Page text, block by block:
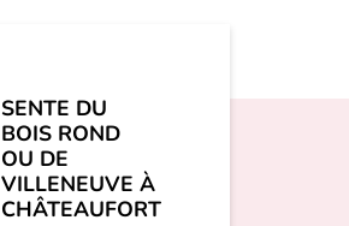
SENTE DU
BOIS ROND
OU DE
VILLENEUVE À
CHÂTEAUFORT